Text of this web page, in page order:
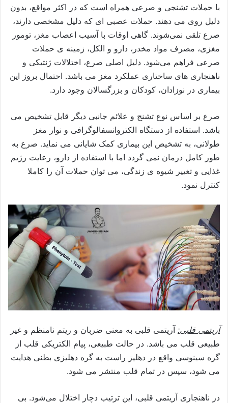
با حملات تشنجی و صرعی همراه است که در اکثر مواقع، بدون
دلیل روی می دهند. حملات عصبی ای که دلیل مشخصی دارند،
صرع تلقی نمی‌شوند. گاهی اوقات با آسیب اعصاب مغز، تومور
مغزی، مصرف مواد مخدر، دارو و الکل، زمینه ی حملات
صرعی فراهم می‌شود. دلیل اصلی صرع، اختلالات ژنتیکی و
ناهنجاری های ساختاری عملکرد مغز می باشد. احتمال بروز این
بیماری در نوزادان، کودکان و بزرگسالان وجود دارد.
صرع بر اساس نوع تشنج و علائم جانبی دیگر قابل تشخیص می
باشد. استفاده از دستگاه الکتروانسفالوگرافی و نوار مغز
طولانی، به تشخیص این بیماری کمک شایانی می نماید. صرع به
طور کامل درمان نمی گردد اما با استفاده از دارو، رعایت رژیم
غذایی و تغییر شیوه ی زندگی، می توان حملات آن را کاملا
کنترل نمود.
آریتمی قلبی: آریتمی قلبی به معنی ضربان و ریتم نامنظم و غیر
طبیعی قلب می باشد. در حالت طبیعی، پیام الکتریکی قلب از
گره سینوسی واقع در دهلیز راست به گره دهلیزی بطنی هدایت
می شود، سپس در تمام قلب منتشر می شود.
در ناهنجاری آریتمی قلبی، این ترتیب دچار اختلال می‌شود. بی